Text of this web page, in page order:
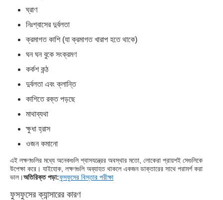
ঘ্রাণ
নিঃশ্বাসের দুর্বলতা
ক্রমাগত কাশি (যা ক্রমাগত খারাপ হতে থাকে)
ঘন ঘন বুকে সংক্রমণ
কর্কশ কন্ঠ
দুর্বলতা এবং ক্লান্তি
কাশিতে রক্ত ​​পড়ছে
মাথাব্যথা
ক্ষুধা হ্রাস
ওজন কমানো
এই লক্ষণগুলির মধ্যে অনেকগুলি শ্বাসযন্ত্রের অবস্থার মতো, লোকেরা প্রায়শই সেগুলিকে
উপেক্ষা করে। যাইহোক, লক্ষণগুলি অব্যাহত থাকলে একজন ডাক্তারের সাথে পরামর্শ করা
ভাল।অতিরিক্ত পড়া:ফুসফুসের বিস্তার পরীক্ষা
ফুসফুসের ক্যান্সারের কারণ